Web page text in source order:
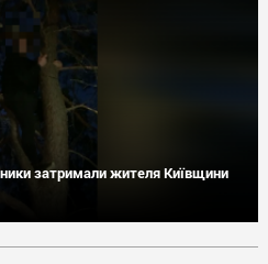
затримали жителя Київщини